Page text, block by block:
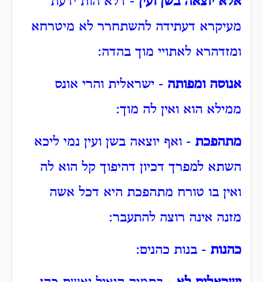
מעיקרא דעתידה להשתחרר לא מיטרחא
ומזדהרא לאתויי מוך בהדה:
אנוסה ומפותה - ישראלית והרי אונס
ממילא הוא ואין לה מוך:
מתהפכת - ואף יוצאה בשן ועין נמי ליכא
השתא למפרך דכיון דהיפוך קל הוא לה
ואין בו טורח מתהפכת היא דכל אשה
מזנה אינה רוצה להתעבר:
כהנות - בנות כהנים: